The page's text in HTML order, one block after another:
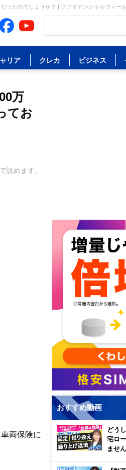
ったのでしょうか？ | ファイナンシャルフィー
リア クレカ ビジネス
万
てお
読めます。
両保険に
おすすめ動画
どう
宅ロ
ませ